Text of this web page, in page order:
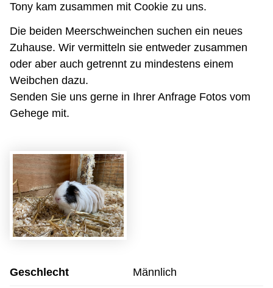
Tony kam zusammen mit Cookie zu uns.
Die beiden Meerschweinchen suchen ein neues
Zuhause. Wir vermitteln sie entweder zusammen
oder aber auch getrennt zu mindestens einem
Weibchen dazu.
Senden Sie uns gerne in Ihrer Anfrage Fotos vom
Gehege mit.
Geschlecht Männlich